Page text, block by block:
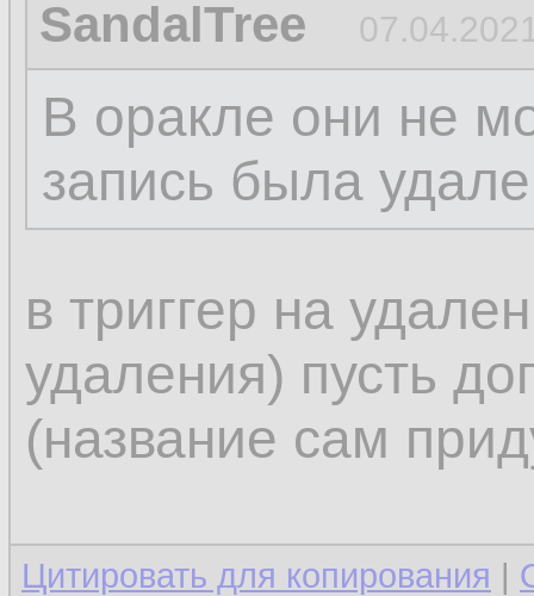
SandalTree
В оракле они не
запись была
в триггер на
удаления) пусть
(название сам
Цитировать для копирования |